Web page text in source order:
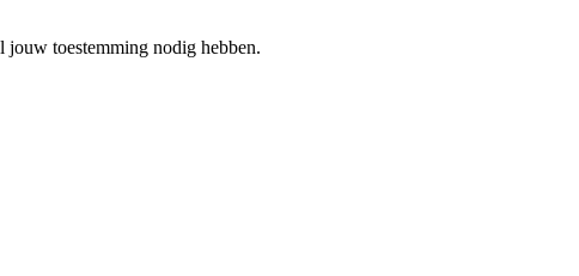
jouw toestemming nodig hebben.